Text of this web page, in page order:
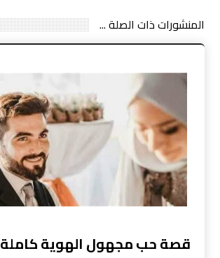
المنشورات ذات الصلة ...
قصة حب مجهول الهوية كاملة